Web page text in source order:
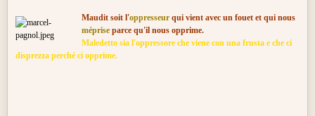
Maudit soit l'oppresseurqui vient avec un fouet et qui nous
mépriseparce qu'il nous opprime.
Maledetto sia l'oppressore che viene con una frusta e che ci
disprezza perché ci opprime.